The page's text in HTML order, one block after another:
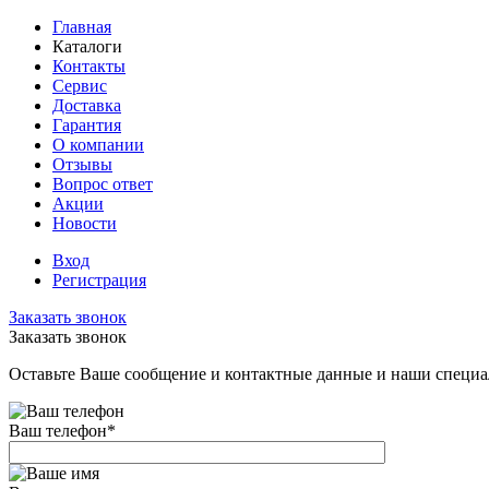
Главная
Каталоги
Контакты
Сервис
Доставка
Гарантия
О компании
Отзывы
Вопрос ответ
Акции
Новости
Вход
Регистрация
Заказать звонок
Заказать звонок
Оставьте Ваше сообщение и контактные данные и наши
Ваш телефон*